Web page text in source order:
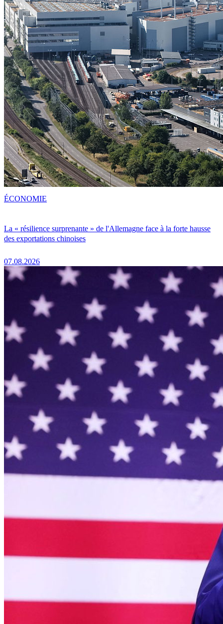
La « résilience surprenante » de l'Allemagne face à la forte hausse
des exportations chinoises
07.08.2026
ÉCONOMIE